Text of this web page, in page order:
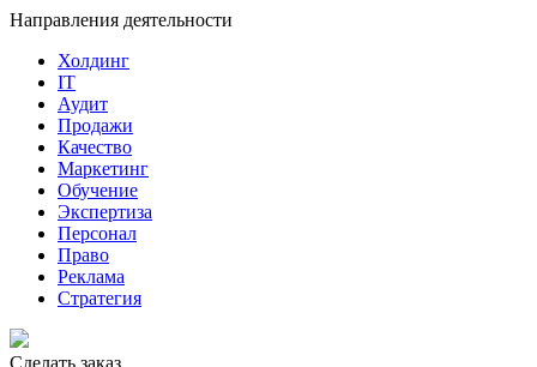
Направления деятельности
Холдинг
IT
Аудит
Продажи
Качество
Маркетинг
Обучение
Экспертиза
Персонал
Право
Реклама
Стратегия
Сделать заказ